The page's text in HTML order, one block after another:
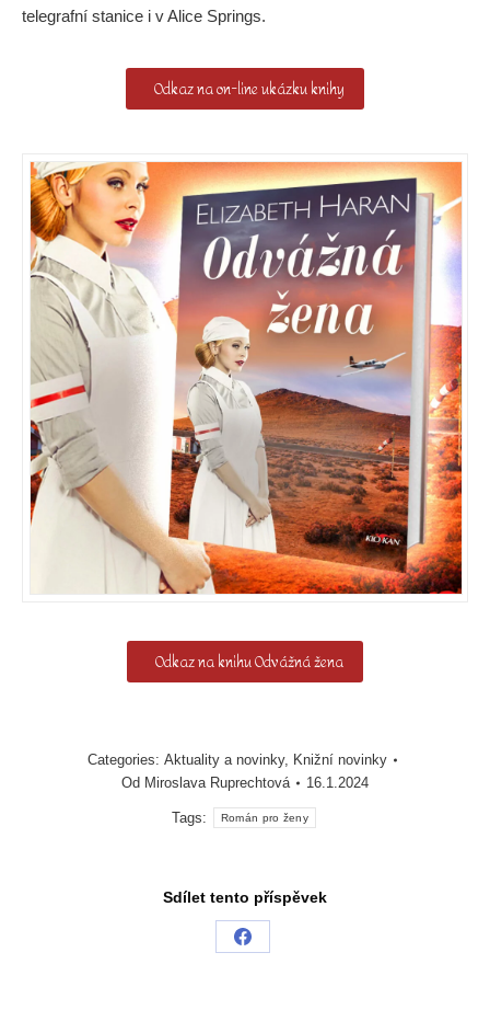
telegrafní stanice i v Alice Springs.
Odkaz na on-line ukázku knihy
Odkaz na knihu Odvážná žena
Categories: Aktuality a novinky, Knižní novinky
Od Miroslava Ruprechtová 16.1.2024
Tags: Román pro ženy
Sdílet tento příspěvek
Share